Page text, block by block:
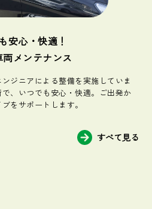
安心・快適！
メンテナンス
ジニアによる整備を実施していま
、いつでも安心・快適。ご出発か
をサポートします。
すべて見る